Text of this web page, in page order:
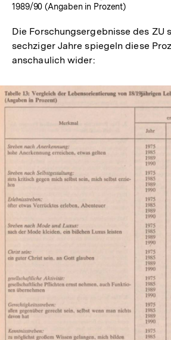
1989/90 (Angaben in Prozent)
Die Forschungsergebnisse des ZU
sechziger Jahre spiegeln diese
anschaulich wider:
Lightbox
öffnen